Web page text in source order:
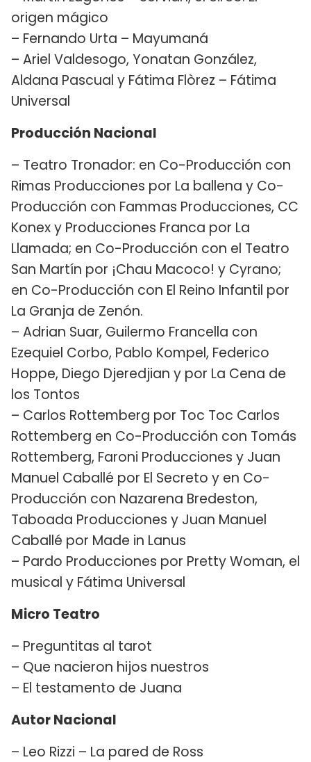
origen mágico
– Fernando Urta – Mayumaná
– Ariel Valdesogo, Yonatan González,
Aldana Pascual y Fátima Flòrez – Fátima
Universal
Producción Nacional
– Teatro Tronador: en Co-Producción con
Rimas Producciones por La ballena y Co-
Producción con Fammas Producciones, CC
Konex y Producciones Franca por La
Llamada; en Co-Producción con el Teatro
San Martín por ¡Chau Macoco! y Cyrano;
en Co-Producción con El Reino Infantil por
La Granja de Zenón.
– Adrian Suar, Guilermo Francella con
Ezequiel Corbo, Pablo Kompel, Federico
Hoppe, Diego Djeredjian y por La Cena de
los Tontos
– Carlos Rottemberg por Toc Toc Carlos
Rottemberg en Co-Producción con Tomás
Rottemberg, Faroni Producciones y Juan
Manuel Caballé por El Secreto y en Co-
Producción con Nazarena Bredeston,
Taboada Producciones y Juan Manuel
Caballé por Made in Lanus
– Pardo Producciones por Pretty Woman, el
musical y Fátima Universal
Micro Teatro
– Preguntitas al tarot
– Que nacieron hijos nuestros
– El testamento de Juana
Autor Nacional
– Leo Rizzi – La pared de Ross